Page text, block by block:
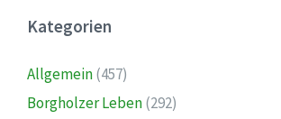
Kategorien
Allgemein(457)
Borgholzer Leben(292)